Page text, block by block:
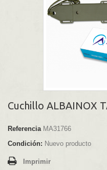
Cuchillo ALBAINOX
Referencia MA31766
Condición: Nuevo producto
Imprimir